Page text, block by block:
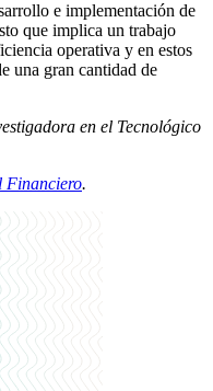
e implementación de
que implica un trabajo
operativa y en estos
una gran cantidad de
en el Tecnológico
Financiero.